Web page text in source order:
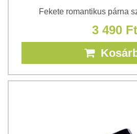
Fekete romantikus párna
3 490 Ft